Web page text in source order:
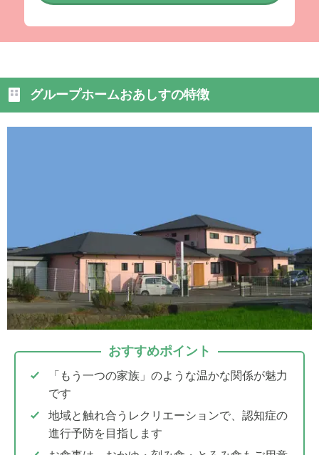
グループホームおあしすの特徴
おすすめポイント
「もう一つの家族」のような温かな関係が魅力
です
地域と触れ合うレクリエーションで、認知症の
進行予防を目指します